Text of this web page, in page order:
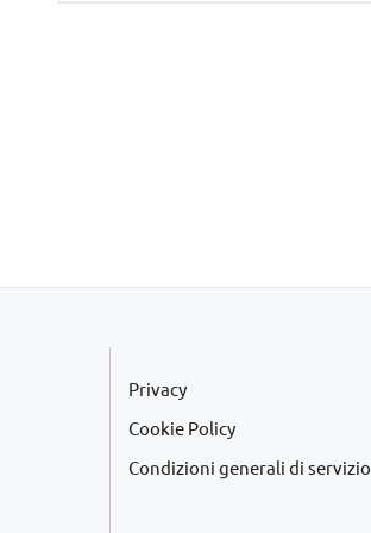
Privacy
Cookie Policy
Condizioni generali di servizio